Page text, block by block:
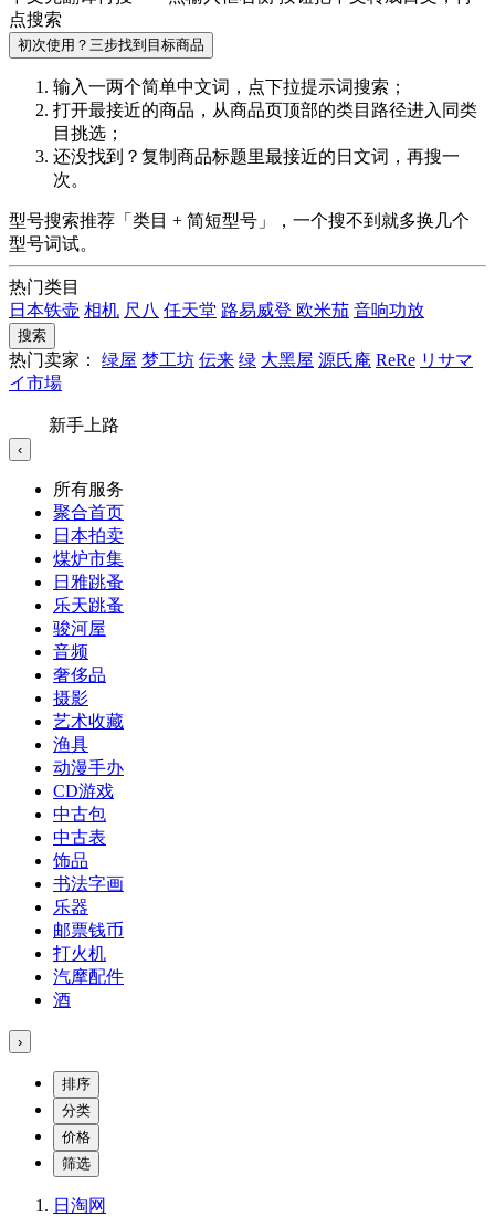
点搜索
初次使用？三步找到目标商品
输入一两个简单中文词，点下拉提示词搜索；
打开最接近的商品，从商品页顶部的类目路径进入同类
目挑选；
还没找到？复制商品标题里最接近的 日文词 ，再搜一
次。
型号搜索推荐「类目 + 简短型号」，一个搜不到就多换几个
型号词试。
热门类目
日本铁壶 相机 尺八 任天堂 路易威登 欧米茄 音响功放
搜索
热门卖家： 绿屋 梦工坊 伝来 绿 大黑屋 源氏庵 ReRe リサマ
イ市場
新手上路
‹
所有服务
聚合首页
日本拍卖
煤炉市集
日雅跳蚤
乐天跳蚤
骏河屋
音频
奢侈品
摄影
艺术收藏
渔具
动漫手办
CD游戏
中古包
中古表
饰品
书法字画
乐器
邮票钱币
打火机
汽摩配件
酒
›
排序
分类
价格
筛选
日淘网